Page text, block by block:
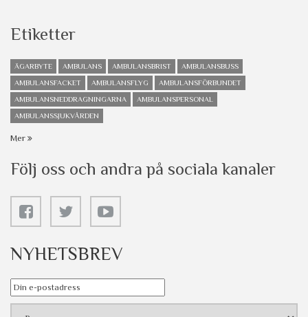
Etiketter
ÄGARBYTE AMBULANS AMBULANSBRIST
AMBULANSBUSS
AMBULANSFACKET
AMBULANSFLYG
AMBULANSFÖRBUNDET
AMBULANSNEDDRAGNINGARNA
AMBULANSPERSONAL
AMBULANSSJUKVÅRDEN
Mer
Följ oss och andra på sociala kanaler
NYHETSBREV